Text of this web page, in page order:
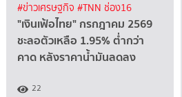
#ข่าวเศรษฐกิจ #TNN ช่อง16
"เงินเฟ้อไทย" กรกฎาคม 2569
ชะลอตัวเหลือ 1.95% ต่ำกว่า
คาด หลังราคาน้ำมันลดลง
22